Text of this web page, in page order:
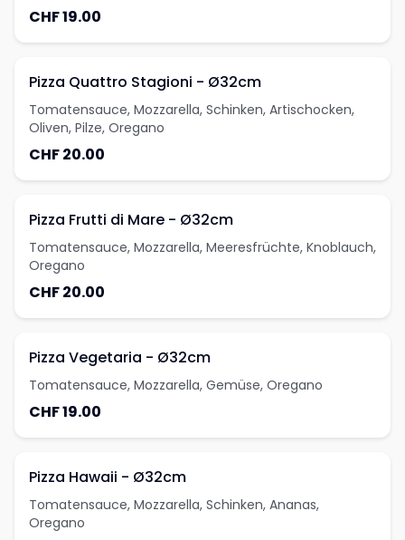
CHF 19.00
Pizza Quattro Stagioni - Ø32cm
Tomatensauce, Mozzarella, Schinken, Artischocken,
Oliven, Pilze, Oregano
CHF 20.00
Pizza Frutti di Mare - Ø32cm
Tomatensauce, Mozzarella, Meeresfrüchte, Knoblauch,
Oregano
CHF 20.00
Pizza Vegetaria - Ø32cm
Tomatensauce, Mozzarella, Gemüse, Oregano
CHF 19.00
Pizza Hawaii - Ø32cm
Tomatensauce, Mozzarella, Schinken, Ananas,
Oregano